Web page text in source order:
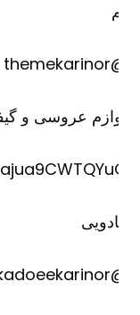
عروسی و گیفت